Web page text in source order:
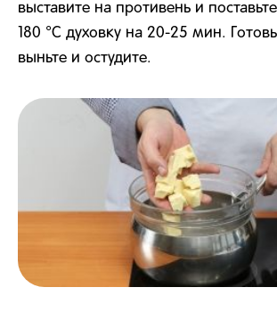
выставите на противень и
180 °С духовку на 20-25 мин.
выньте и остудите.